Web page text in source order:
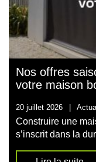
Nos offres
votre maison
20 juillet 2026
Construire une
s’inscrit dans la